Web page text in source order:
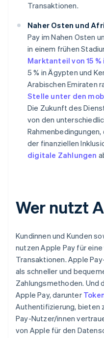
Transaktionen.
Naher Osten und
Pay im Nahen Osten
in einem frühen
Marktanteil von 15
5 % in Ägypten und
Arabischen Emiraten
Stelle unter den
Die Zukunft des
von den
der finanziellen
digitale Zahlungen
Wer nutzt
Kundinnen und Kunden
nutzen Apple Pay für
Transaktionen. Apple
als schneller und
Zahlungsmethoden. Und
Apple Pay, darunter
Authentifizierung, bieten
Pay-Nutzer/innen
von Apple für den